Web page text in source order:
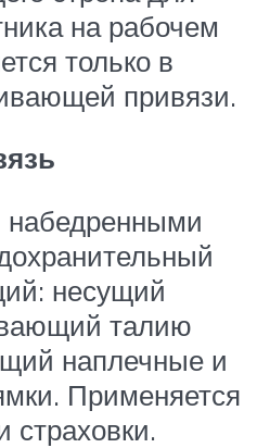
на рабочем
только в
привязи.
несущий
талию
наплечные и
Применяется
страховки.